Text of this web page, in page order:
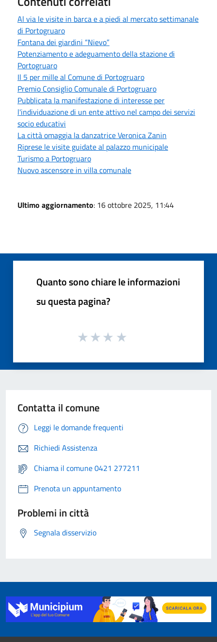
Al via le visite in barca e a piedi al mercato settimanale
di Portogruaro
Fontana dei giardini “Nievo”
Potenziamento e adeguamento della stazione di
Portogruaro
Il 5 per mille al Comune di Portogruaro
Premio Consiglio Comunale di Portogruaro
Pubblicata la manifestazione di interesse per
l'individuazione di un ente attivo nel campo dei servizi
socio educativi
La città omaggia la danzatrice Veronica Zanin
Riprese le visite guidate al palazzo municipale
Turismo a Portogruaro
Nuovo ascensore in villa comunale
Ultimo aggiornamento: 16 ottobre 2025, 11:44
Quanto sono chiare le informazioni
su questa pagina?
Contatta il comune
Leggi le domande frequenti
Richiedi Assistenza
Chiama il comune 0421 277211
Prenota un appuntamento
Problemi in città
Segnala disservizio